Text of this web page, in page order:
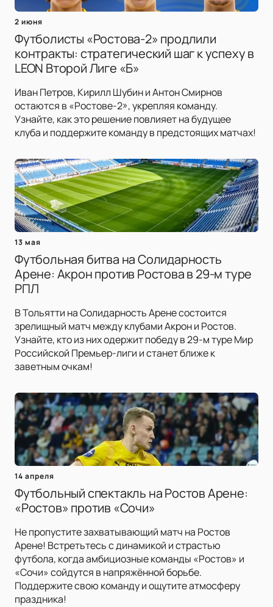
2 июня
Футболисты «Ростова-2» продлили
контракты: стратегический шаг к успеху в
LEON Второй Лиге «Б»
Иван Петров, Кирилл Шубин и Антон Смирнов
остаются в «Ростове-2», укрепляя команду.
Узнайте, как это решение повлияет на будущее
клуба и поддержите команду в предстоящих матчах!
13 мая
Футбольная битва на Солидарность
Арене: Акрон против Ростова в 29-м туре
РПЛ
В Тольятти на Солидарность Арене состоится
зрелищный матч между клубами Акрон и Ростов.
Узнайте, кто из них одержит победу в 29-м туре Мир
Российской Премьер-лиги и станет ближе к
заветным очкам!
14 апреля
Футбольный спектакль на Ростов Арене:
«Ростов» против «Сочи»
Не пропустите захватывающий матч на Ростов
Арене! Встретьтесь с динамикой и страстью
футбола, когда амбициозные команды «Ростов» и
«Сочи» сойдутся в напряжённой борьбе.
Поддержите свою команду и ощутите атмосферу
праздника!